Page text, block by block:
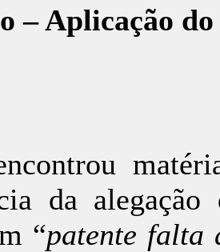
– Aplicação
da
“patente falta